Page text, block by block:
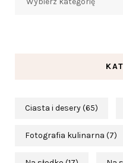
Ciasta i desery(65)
Fotografia kulinarna (7)